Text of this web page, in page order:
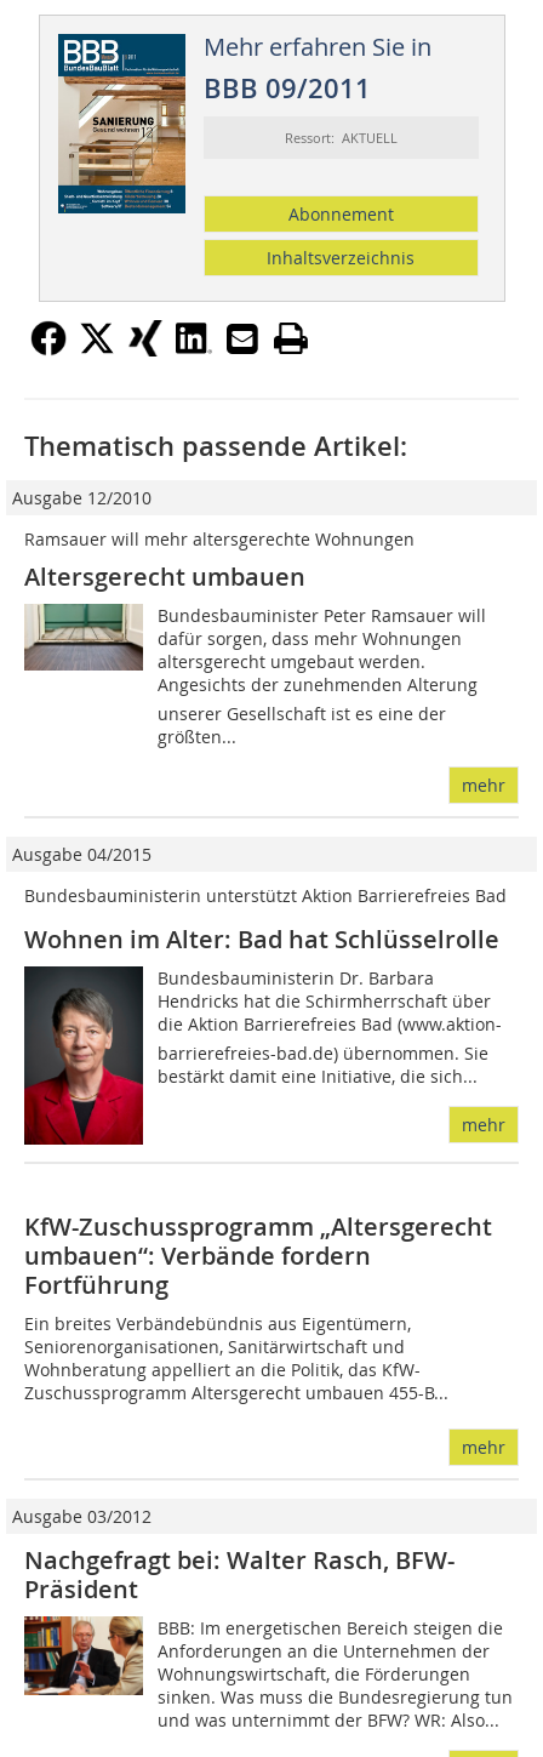
Mehr erfahren Sie in
BBB 09/2011
Ressort: AKTUELL
Abonnement
Inhaltsverzeichnis
Thematisch passende Artikel:
Ausgabe 12/2010
Ramsauer will mehr altersgerechte Wohnungen
Altersgerecht umbauen
Bundesbauminister Peter Ramsauer will
dafür sorgen, dass mehr Wohnungen
altersgerecht umgebaut werden.
Angesichts der zunehmenden Alterung
unserer Gesellschaft ist es eine der
größten...
mehr
Ausgabe 04/2015
Bundesbauministerin unterstützt Aktion Barrierefreies Bad
Wohnen im Alter: Bad hat Schlüsselrolle
Bundesbauministerin Dr. Barbara
Hendricks hat die Schirmherrschaft über
die Aktion Barrierefreies Bad (www.aktion-
barrierefreies-bad.de) übernommen. Sie
bestärkt damit eine Initiative, die sich...
mehr
KfW-Zuschussprogramm „Altersgerecht
umbauen“: Verbände fordern
Fortführung
Ein breites Verbändebündnis aus Eigentümern,
Seniorenorganisationen, Sanitärwirtschaft und
Wohnberatung appelliert an die Politik, das KfW-
Zuschussprogramm Altersgerecht umbauen 455-B...
mehr
Ausgabe 03/2012
Nachgefragt bei: Walter Rasch, BFW-
Präsident
BBB: Im energetischen Bereich steigen die
Anforderungen an die Unternehmen der
Wohnungswirtschaft, die Förderungen
sinken. Was muss die Bundesregierung tun
und was unternimmt der BFW? WR: Also...